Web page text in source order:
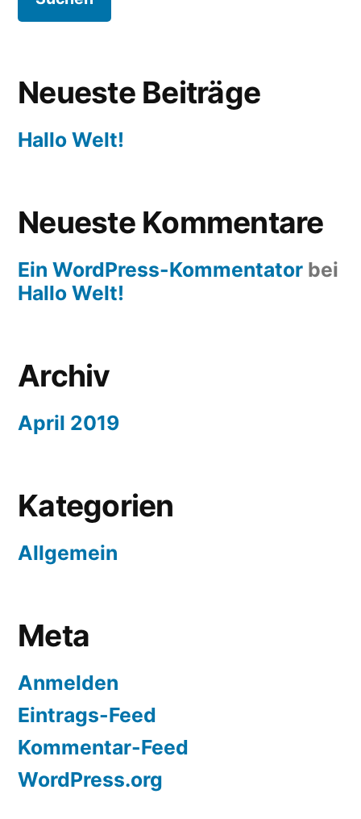
Neueste Beiträge
Hallo Welt!
Neueste Kommentare
Ein WordPress-Kommentator bei
Hallo Welt!
Archiv
April 2019
Kategorien
Allgemein
Meta
Anmelden
Eintrags-Feed
Kommentar-Feed
WordPress.org